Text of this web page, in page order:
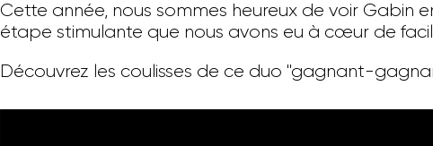
Cette année, nous sommes heureux de voir Gabin
étape stimulante que nous avons eu à cœur de
Découvrez les coulisses de ce duo "gagnant-